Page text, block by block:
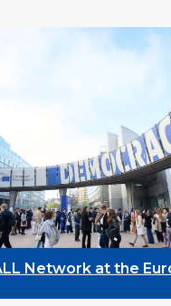
at the European
2026